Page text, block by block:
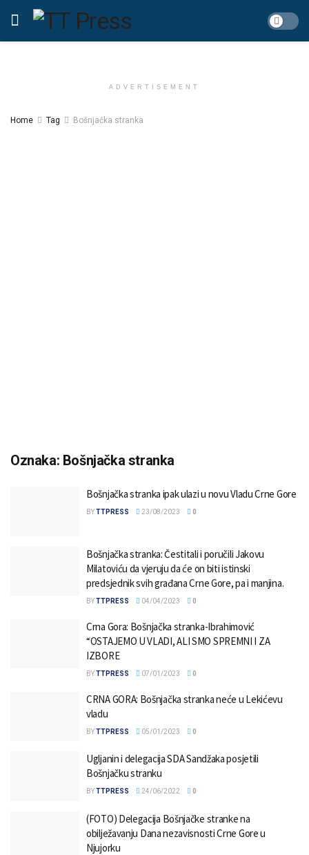
ADVERTISEMENT
Home Tag Bošnjačka stranka
Oznaka: Bošnjačka stranka
Bošnjačka stranka ipak ulazi u novu Vladu Crne Gore
BYTTPRESS 23/08/2023 0
Bošnjačka stranka: Čestitali i poručili Jakovu
Milatoviću da vjeruju da će on biti istinski
predsjednik svih građana Crne Gore, pa i manjina.
BYTTPRESS 04/04/2023 0
Crna Gora: Bošnjačka stranka-Ibrahimović
“OSTAJEMO U VLADI, ALI SMO SPREMNI I ZA
IZBORE
BYTTPRESS 07/01/2023 0
CRNA GORA: Bošnjačka stranka neće u Lekićevu
vladu
BYTTPRESS 05/01/2023 0
Ugljanin i delegacija SDA Sandžaka posjetili
Bošnjačku stranku
BYTTPRESS 24/06/2022 0
(FOTO) Delegacija Bošnjačke stranke na
obilježavanju Dana nezavisnosti Crne Gore u
Njujorku